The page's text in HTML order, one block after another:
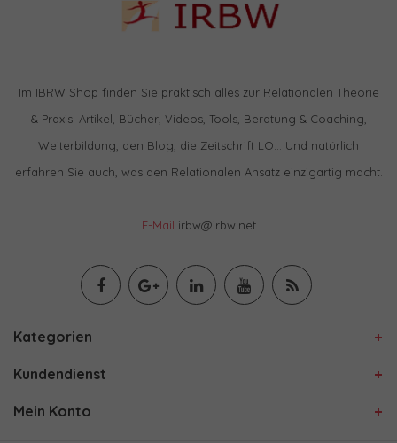
Im IBRW Shop finden Sie praktisch alles zur Relationalen Theorie
& Praxis: Artikel, Bücher, Videos, Tools, Beratung & Coaching,
Weiterbildung, den Blog, die Zeitschrift LO… Und natürlich
erfahren Sie auch, was den Relationalen Ansatz einzigartig macht.
E-Mail irbw@irbw.net
Kategorien
Kundendienst
Mein Konto